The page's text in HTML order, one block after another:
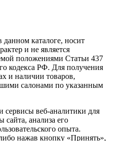
каталоге, носит
и не является
положениями Статьи 437
кодекса РФ. Для получения
и наличии товаров,
салонами по указанным
веб-аналитики для
сайта, анализа его
опыта.
нажав кнопку «Принять»,